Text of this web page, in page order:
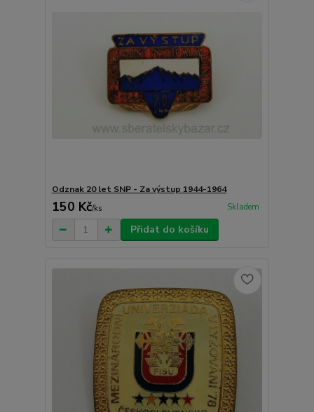
Odznak 20 let SNP - Za výstup 1944-1964
150 Kč/ks Skladem
Přidat do košíku